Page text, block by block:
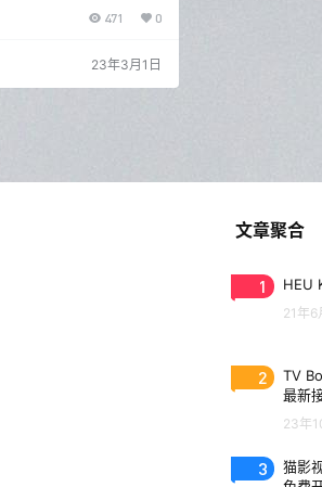
户在任务栏中快速启动程
语言，支持搜索和排序等
效率。 Dawn Launcher
平铺、列表、修改界面右
471 0
23年3月1日
文章聚合
1 HEU
21年6
2
TV
最新
23年
3
猫影